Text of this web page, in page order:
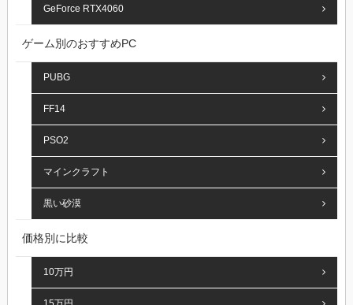
GeForce RTX4060
ゲーム別のおすすめPC
PUBG
FF14
PSO2
マインクラフト
黒い砂漠
価格別に比較
10万円